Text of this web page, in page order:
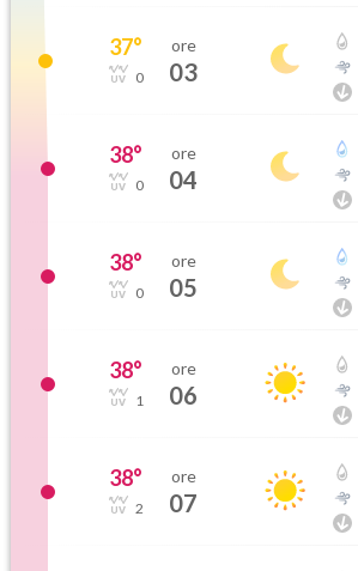
37°
0
ore
03
38°
0
ore
04
38°
0
ore
05
38°
1
ore
06
38°
2
ore
07